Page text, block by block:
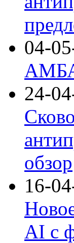
04-
24-
обзор
16-
AI с